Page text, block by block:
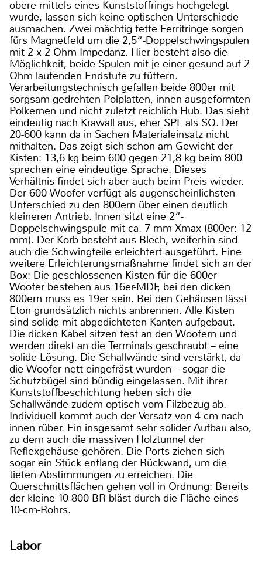
obere mittels eines Kunststoffrings hochgelegt
wurde, lassen sich keine optischen Unterschiede
ausmachen. Zwei mächtig fette Ferritringe sorgen
fürs Magnetfeld um die 2,5“-Doppelschwingspulen
mit 2 x 2 Ohm Impedanz. Hier besteht also die
Möglichkeit, beide Spulen mit je einer gesund auf 2
Ohm laufenden Endstufe zu füttern.
Verarbeitungstechnisch gefallen beide 800er mit
sorgsam gedrehten Polplatten, innen ausgeformten
Polkernen und nicht zuletzt reichlich Hub. Das sieht
eindeutig nach Krawall aus, eher SPL als SQ. Der
20-600 kann da in Sachen Materialeinsatz nicht
mithalten. Das zeigt sich schon am Gewicht der
Kisten: 13,6 kg beim 600 gegen 21,8 kg beim 800
sprechen eine eindeutige Sprache. Dieses
Verhältnis findet sich aber auch beim Preis wieder.
Der 600-Woofer verfügt als augenscheinlichsten
Unterschied zu den 800ern über einen deutlich
kleineren Antrieb. Innen sitzt eine 2“-
Doppelschwingspule mit ca. 7 mm Xmax (800er: 12
mm). Der Korb besteht aus Blech, weiterhin sind
auch die Schwingteile erleichtert ausgeführt. Eine
weitere Erleichterungsmaßnahme findet sich an der
Box: Die geschlossenen Kisten für die 600er-
Woofer bestehen aus 16er-MDF, bei den dicken
800ern muss es 19er sein. Bei den Gehäusen lässt
Eton grundsätzlich nichts anbrennen. Alle Kisten
sind solide mit abgedichteten Kanten aufgebaut.
Die dicken Kabel sitzen fest an den Woofern und
werden direkt an die Terminals geschraubt – eine
solide Lösung. Die Schallwände sind verstärkt, da
die Woofer nett eingefräst wurden – sogar die
Schutzbügel sind bündig eingelassen. Mit ihrer
Kunststoffbeschichtung heben sich die
Schallwände zudem optisch vom Filzbezug ab.
Individuell kommt auch der Versatz von 4 cm nach
innen rüber. Ein insgesamt sehr solider Aufbau also,
zu dem auch die massiven Holztunnel der
Reflexgehäuse gehören. Die Ports ziehen sich
sogar ein Stück entlang der Rückwand, um die
tiefen Abstimmungen zu erreichen. Die
Querschnittsflächen gehen voll in Ordnung: Bereits
der kleine 10-800 BR bläst durch die Fläche eines
10-cm-Rohrs.
Labor